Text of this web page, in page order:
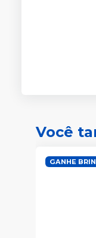
Você
GANHE